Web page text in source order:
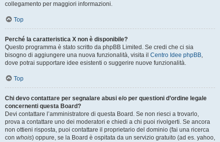
collegamento per maggiori informazioni.
Top
Perché la caratteristica X non è disponibile?
Questo programma è stato scritto da phpBB Limited. Se credi che ci sia
bisogno di aggiungere una nuova funzionalità, visita il Centro Idee phpBB,
dove potrai supportare idee esistenti o suggerire nuove funzionalità.
Top
Chi devo contattare per segnalare abusi e/o per questioni d’ordine legale
concernenti questa Board?
Devi contattare l’amministratore di questa Board. Se non riesci a trovarlo,
prova a contattare uno dei moderatori e chiedi a chi puoi rivolgerti. Se ancora
non ottieni risposta, puoi contattare il proprietario del dominio (fai una ricerca
con whois) oppure, se la Board è ospitata da un servizio gratuito (ad es. yahoo,